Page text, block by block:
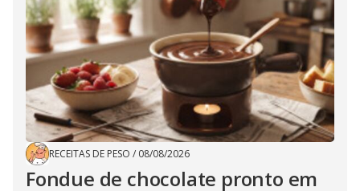
RECEITAS DE PESO / 08/08/2026
Fondue de chocolate pronto em